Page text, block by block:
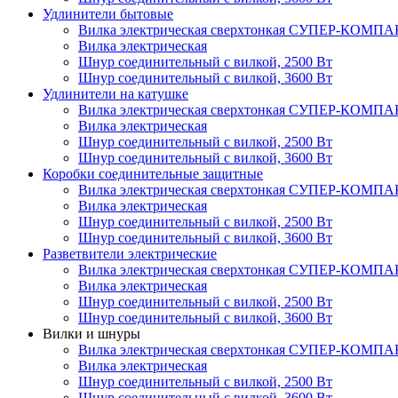
Удлинители бытовые
Вилка электрическая сверхтонкая СУПЕР-
Вилка электрическая
Шнур соединительный с вилкой, 2500 Вт
Шнур соединительный с вилкой, 3600 Вт
Удлинители на катушке
Вилка электрическая сверхтонкая СУПЕР-
Вилка электрическая
Шнур соединительный с вилкой, 2500 Вт
Шнур соединительный с вилкой, 3600 Вт
Коробки соединительные защитные
Вилка электрическая сверхтонкая СУПЕР-
Вилка электрическая
Шнур соединительный с вилкой, 2500 Вт
Шнур соединительный с вилкой, 3600 Вт
Разветвители электрические
Вилка электрическая сверхтонкая СУПЕР-
Вилка электрическая
Шнур соединительный с вилкой, 2500 Вт
Шнур соединительный с вилкой, 3600 Вт
Вилки и шнуры
Вилка электрическая сверхтонкая СУПЕР-
Вилка электрическая
Шнур соединительный с вилкой, 2500 Вт